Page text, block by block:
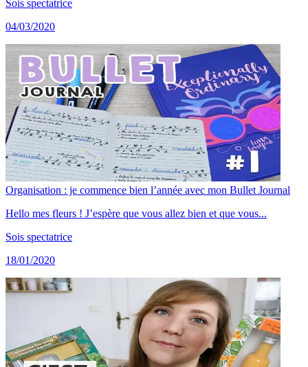
Sois spectatrice
04/03/2020
Organisation : je commence bien l’année avec mon Bullet Journal
Hello mes fleurs ! J’espère que vous allez bien et que vous...
Sois spectatrice
18/01/2020